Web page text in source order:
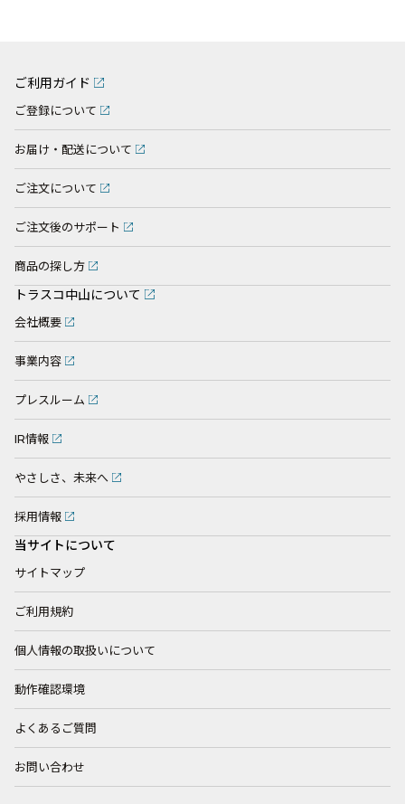
ご利用ガイド
ご登録について
お届け・配送について
ご注文について
ご注文後のサポート
商品の探し方
トラスコ中山について
会社概要
事業内容
プレスルーム
IR情報
やさしさ、未来へ
採用情報
当サイトについて
サイトマップ
ご利用規約
個人情報の取扱いについて
動作確認環境
よくあるご質問
お問い合わせ